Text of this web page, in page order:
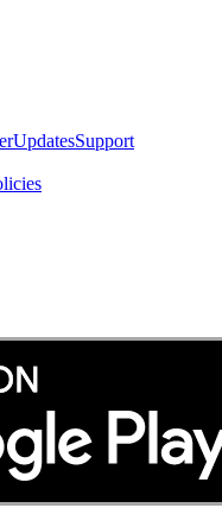
UpdatesSupport